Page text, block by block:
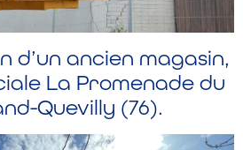
d’un ancien magasin,
La Promenade du
Quevilly (76).